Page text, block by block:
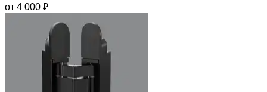
от 4 000 ₽